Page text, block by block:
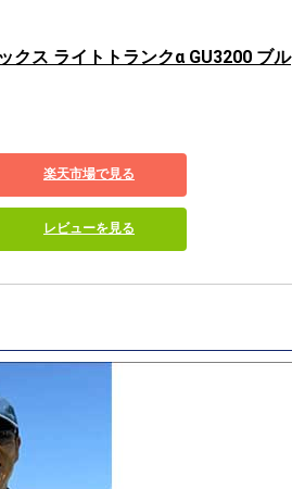
クス ライトトランクα GU3200 ブル
楽天市場で見る
レビューを見る